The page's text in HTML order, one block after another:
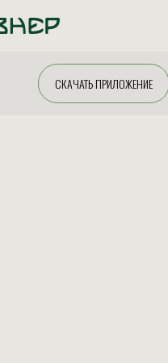
СКАЧАТЬ ПРИЛОЖЕНИЕ